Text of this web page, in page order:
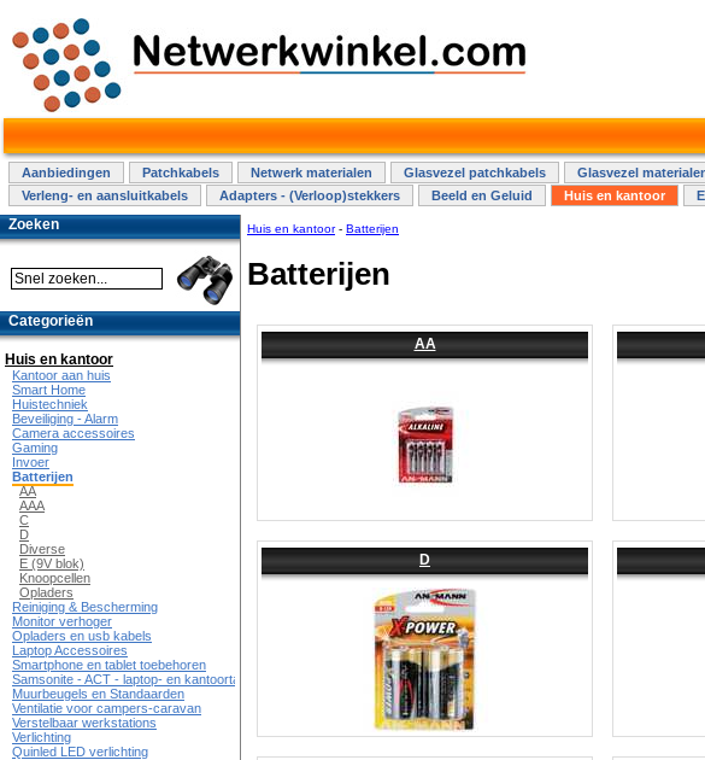
Aanbiedingen Patchkabels Netwerk materialen Glasvezel patchkabels Glasvezel
Verleng- en aansluitkabels
Adapters - (Verloop)stekkers Beeld en Geluid Huis en kantoor
Huis en kantoor- Batterijen
Batterijen
AA
D
Zoeken
Categorieën
Huis en kantoor
Kantoor aan huis
Smart Home
Huistechniek
Beveiliging - Alarm
Camera accessoires
Gaming
Invoer
Batterijen
AA
AAA
C
D
Diverse
E (9V blok)
Knoopcellen
Opladers
Reiniging & Bescherming
Monitor verhoger
Opladers en usb kabels
Laptop Accessoires
Smartphone en tablet toebehoren
Samsonite - ACT - laptop- en kantoortassen
Muurbeugels en Standaarden
Ventilatie voor campers-caravan
Verstelbaar werkstations
Verlichting
Quinled LED verlichting